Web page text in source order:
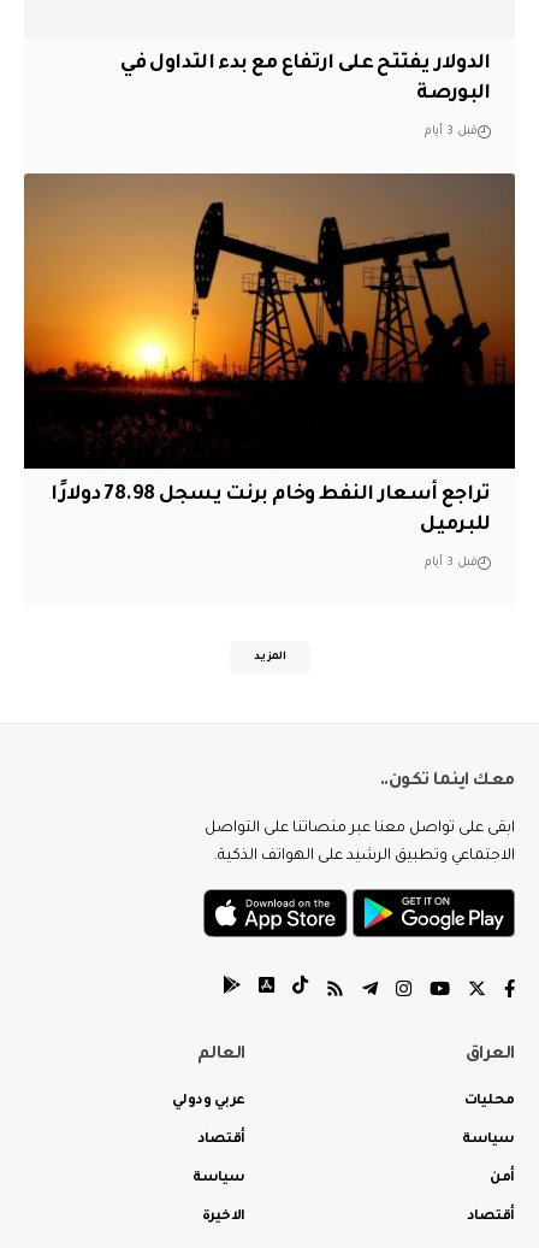
الدولار يفتتح على ارتفاع مع بدء التداول في
البورصة
قبل 3 أيام
تراجع أسعار النفط وخام برنت يسجل 78.98 دولارًا
للبرميل
قبل 3 أيام
المزيد
معك اينما تكون..
ابقى على تواصل معنا عبر منصاتنا على التواصل
الاجتماعي وتطبيق الرشيد على الهواتف الذكية.
العراق
محليات
سياسة
أمن
أقتصاد
العالم
عربي ودولي
أقتصاد
سياسة
الاخيرة